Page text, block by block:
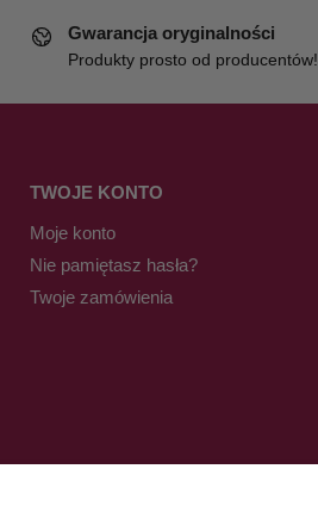
Gwarancja oryginalności
Produkty prosto od producentów!
TWOJE KONTO
Moje konto
Nie pamiętasz hasła?
Twoje zamówienia